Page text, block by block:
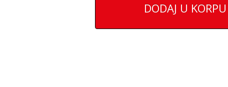
DODAJ U KORPU